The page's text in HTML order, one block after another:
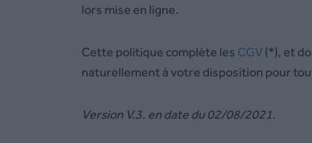
lors mise en ligne.
Cette politique complète les CGV(*), et
naturellement à votre disposition pour
Version V.3. en date du 02/08/2021.